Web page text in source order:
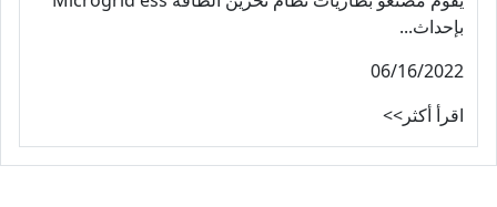
بإحداث...
06/16/2022
اقرأ أكثر>>